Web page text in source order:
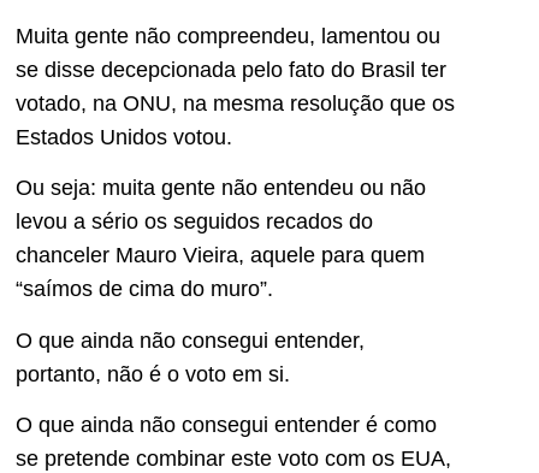
Muita gente não compreendeu, lamentou ou
se disse decepcionada pelo fato do Brasil ter
votado, na ONU, na mesma resolução que os
Estados Unidos votou.
Ou seja: muita gente não entendeu ou não
levou a sério os seguidos recados do
chanceler Mauro Vieira, aquele para quem
“saímos de cima do muro”.
O que ainda não consegui entender,
portanto, não é o voto em si.
O que ainda não consegui entender é como
se pretende combinar este voto com os EUA,